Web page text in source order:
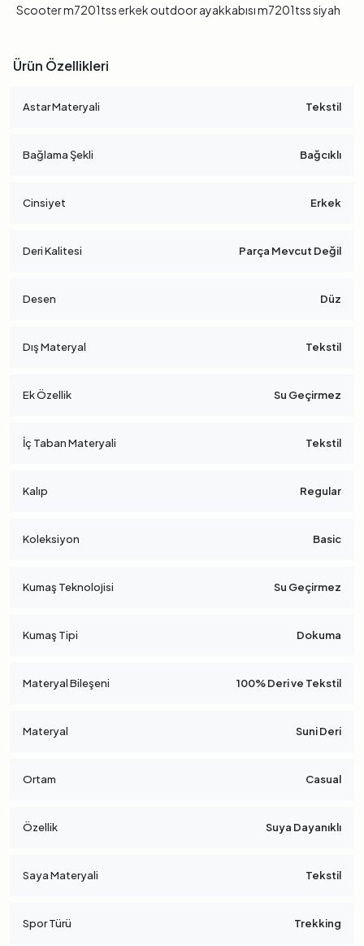
Scooter m7201tss erkek outdoor ayakkabısı m7201tss siyah
Ürün Özellikleri
Astar Materyali Tekstil
Bağlama Şekli Bağcıklı
Cinsiyet Erkek
Deri Kalitesi Parça Mevcut Değil
Desen Düz
Dış Materyal Tekstil
Ek Özellik Su Geçirmez
İç Taban Materyali Tekstil
Kalıp Regular
Koleksiyon Basic
Kumaş Teknolojisi Su Geçirmez
Kumaş Tipi Dokuma
Materyal Bileşeni 100% Deri ve Tekstil
Materyal Suni Deri
Ortam Casual
Özellik Suya Dayanıklı
Saya Materyali Tekstil
Spor Türü Trekking